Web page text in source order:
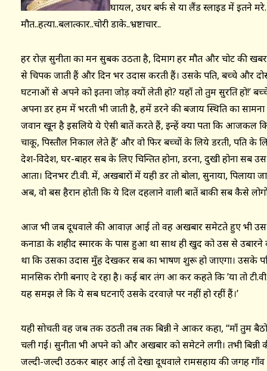
घायल, उधर बर्फ से या लैंड स्लाइड में इतने
मौत..हत्या..बलात्कार..चोरी डाके..भ्रष्टाचार..
हर रोज़ सुनीता का मन सुबक उठता है, दिमाग हर मौत और चोट की
से चिपक जाती हैं और दिन भर उदास करती हैं। उसके पति, बच्चे और
घटनाओं से अपने को इतना जोड़ क्यों लेती हो? यहाँ तो तुम सुरक्षित हो!’
अपना डर हम में भरती भी जाती है, हमें डरने की बजाय स्थिति का सामना
जवान खून है इसलिये ये ऐसी बातें करते हैं, इन्हें क्या पता कि आजकल
चाकू, पिस्तौल निकाल लेते हैं’ और वो फिर बच्चों के लिये डरती, पति के
देश-विदेश, घर-बाहर सब के लिए चिन्तित होना, डरना, दुखी होना
आता। दिनभर टी.वी. में, अखबारों में यही डर तो बोला, सुनाया,
अब, वो बस हैरान होती कि ये दिल दहलाने वाली बातें बाकी सब कैसे
आज भी जब दूधवाले की आवाज़ आई तो वह अखबार समेटते हुए भी उस
कनाडा के शहीद स्मारक के पास हुआ था साथ ही खुद को उस से उबारने
था कि उसका उदास मुँह देखकर सब का भाषण शुरू हो जाएगा। उसके
मानसिक रोगी बनाए दे रहा है। कई बार तंग आ कर कहते कि ’या तो
यह समझ ले कि ये सब घटनाएँ उसके दरवाज़े पर नहीं हो रहीं हैं।’
यही सोचती वह जब तक उठती तब तक बिन्नी ने आकर कहा, “माँ तुम
चली गई। सुनीता भी अपने को और अखबार को समेटने लगी। तभी
जल्दी-जल्दी उठकर बाहर आई तो देखा दूधवाले रामसहाय की जगह